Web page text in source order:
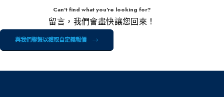
Can't find what you're looking for?
留言，我們會盡快讓您回來！
與我們聯繫以獲取自定義報價